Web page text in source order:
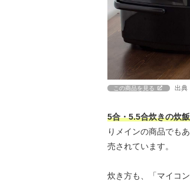
この商品を見る 出典
5合・5.5合炊きの炊
りメインの商品でも
売されています。
炊き方も、「マイコ